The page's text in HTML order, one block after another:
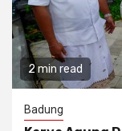
2 min read
Badung